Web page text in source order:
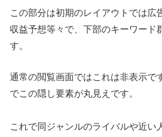
この部分は初期のレイアウトでは広
収益予想等々で、下部のキーワード
す。
通常の閲覧画面ではこれは非表示で
でこの隠し要素が丸見えです。
これで同ジャンルのライバルや近い